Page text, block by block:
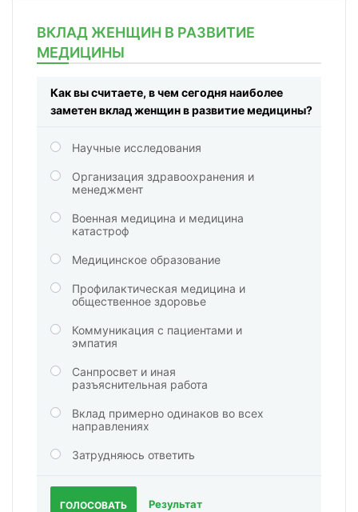
ВКЛАД ЖЕНЩИН В РАЗВИТИЕ
МЕДИЦИНЫ
Как вы считаете, в чем сегодня наиболее
заметен вклад женщин в развитие медицины?
Научные исследования
Организация здравоохранения и
менеджмент
Военная медицина и медицина
катастроф
Медицинское образование
Профилактическая медицина и
общественное здоровье
Коммуникация с пациентами и
эмпатия
Санпросвет и иная
разъяснительная работа
Вклад примерно одинаков во всех
направлениях
Затрудняюсь ответить
ГОЛОСОВАТЬ Результат